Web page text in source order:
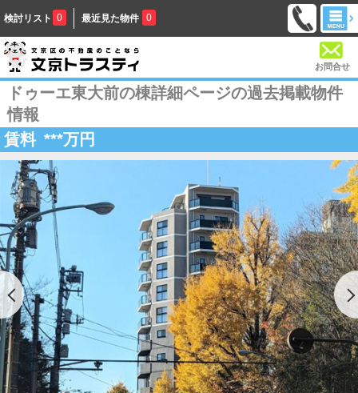
検討リスト 0 最近見た物件 0
お問合せ
ドゥーエ東大前の棟詳細ページの過去掲載物件
情報
賃料 ***万円